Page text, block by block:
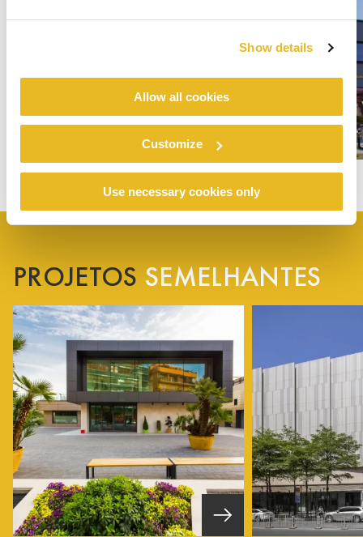
Show details
Allow all cookies
Customize
Use necessary cookies only
PROJETOS SEMELHANTES